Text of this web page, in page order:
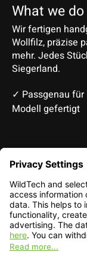
What we do
Wir fertigen
Wollfilz, präzise
mehr. Jedes
Siegerland.
✓ Passgenau für
Modell gefertigt